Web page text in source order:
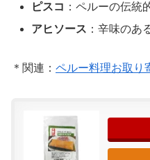
ピスコ ：ペルーの伝統
アヒソース ：辛味のあ
＊関連： ペルー料理お取り